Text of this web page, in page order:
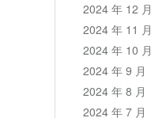
2024 年 12 月
2024 年 11 月
2024 年 10 月
2024 年 9 月
2024 年 8 月
2024 年 7 月